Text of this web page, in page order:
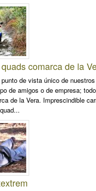
comarca de la
de vista único de
de amigos o de empresa;
de la Vera. Imprescindible